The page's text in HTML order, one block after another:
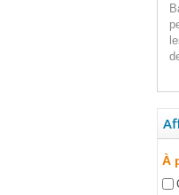
À